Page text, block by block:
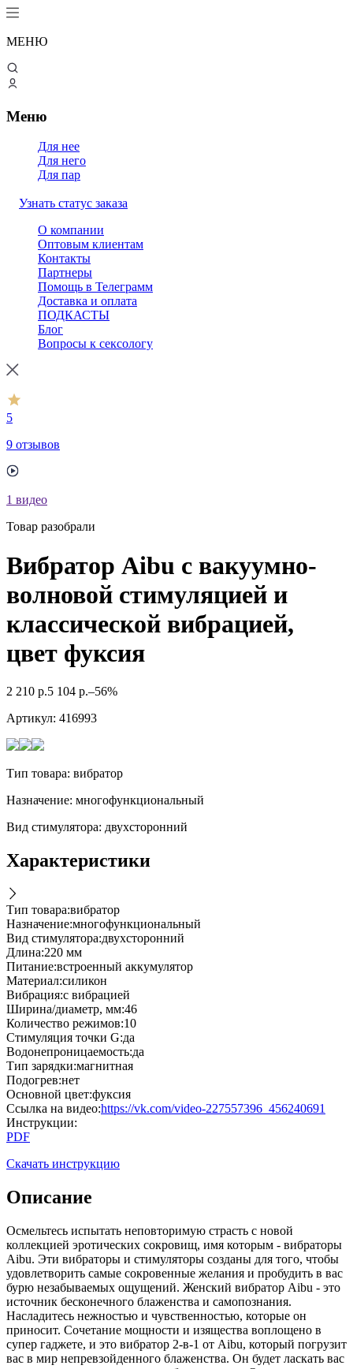
МЕНЮ
Меню
Для нее
Для него
Для пар
Узнать статус заказа
О компании
Оптовым клиентам
Контакты
Партнеры
Помощь в Телеграмм
Доставка и оплата
ПОДКАСТЫ
Блог
Вопросы к сексологу
5
9 отзывов
1 видео
Товар разобрали
Вибратор Aibu с вакуумно-
волновой стимуляцией и
классической вибрацией,
цвет фуксия
2 210 р.5 104 р.–56%
Артикул: 416993
Тип товара: вибратор
Назначение: многофункциональный
Вид стимулятора: двухсторонний
Характеристики
Тип товара:вибратор
Назначение:многофункциональный
Вид стимулятора:двухсторонний
Длина:220 мм
Питание:встроенный аккумулятор
Материал:силикон
Вибрация:с вибрацией
Ширина/диаметр, мм:46
Количество режимов:10
Стимуляция точки G:да
Водонепроницаемость:да
Тип зарядки:магнитная
Подогрев:нет
Основной цвет:фуксия
Cсылка на видео:https://vk.com/video-227557396_456240691
Инструкции:
PDF
Скачать инструкцию
Описание
Осмельтесь испытать неповторимую страсть с новой
коллекцией эротических сокровищ, имя которым - вибраторы
Aibu. Эти вибраторы и стимуляторы созданы для того, чтобы
удовлетворить самые сокровенные желания и пробудить в вас
бурю незабываемых ощущений. Женский вибратор Aibu - это
источник бесконечного блаженства и самопознания.
Насладитесь нежностью и чувственностью, которые он
приносит. Сочетание мощности и изящества воплощено в
супер гаджете, и это вибратор 2-в-1 от Aibu, который погрузит
вас в мир непревзойденного блаженства. Он будет ласкать вас